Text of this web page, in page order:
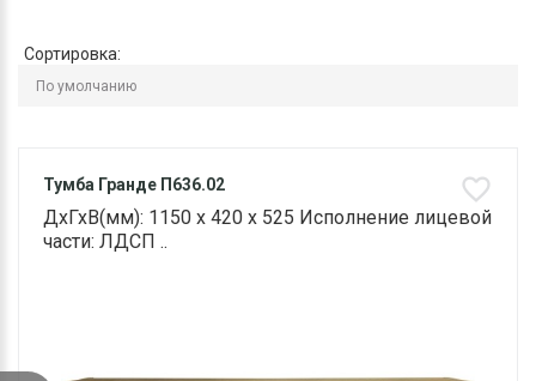
Сортировка:
Тумба Гранде П636.02
ДхГхВ(мм): 1150 х 420 х 525 Исполнение лицевой
части: ЛДСП ..